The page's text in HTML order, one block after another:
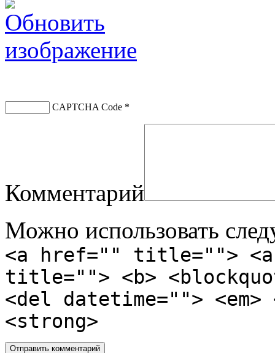
CAPTCHA Code *
Комментарий
Можно использовать
<a href="" title="">
title=""> <b>
<del datetime="">
<strong>